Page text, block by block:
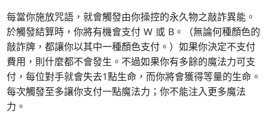
每當你施放咒語，就會觸發由你操控的永久物之敲詐異能。
於觸發結算時，你將有機會支付W 或 B 。（無論何種顏色的
敲詐牌，都讓你以其中一種顏色支付。）如果你決定不支付
費用，則什麼都不會發生。不過如果你有多餘的魔法力可支
付，每位對手就會失去1點生命，而你將會獲得等量的生命。
每次觸發至多讓你支付一點魔法力；你不能注入更多魔法
力。